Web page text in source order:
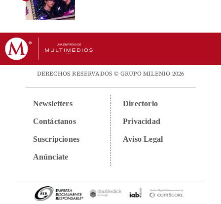
DERECHOS RESERVADOS © GRUPO MILENIO 2026
Newsletters
Contáctanos
Suscripciones
Anúnciate
Directorio
Privacidad
Aviso Legal